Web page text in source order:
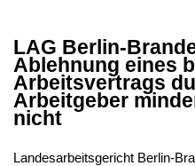
LAG Berlin-
Ablehnung eines
Arbeitsvertrags
Arbeitgeber
nicht
Landesarbeitsgericht Berlin-